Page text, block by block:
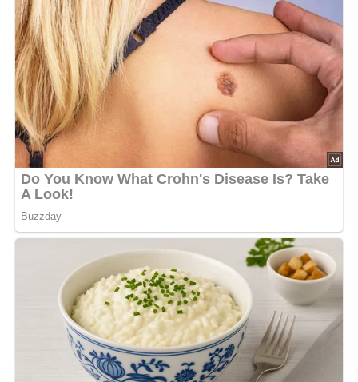
Ende dieser Seite & auch eine Bewertung!
Und so wird es gemacht…
Salz, Pökelsalz und Zucker in 1 1/2 Liter Wasser
aufkochen und erkalten lassen. Die geschälte Zwiebel und
Gewürze dazugeben und über die Gänsekeulen gießen.
Drei Tage kühl stellen. Dann die gepökelte Gänsekeule
zugedeckt eine Stunde kochen, Keulen herausnehmen,
zerteilen und mit
servieren.
Nach: Det schmeckt nach mehr, Der Kinderbuchverlag Berlin, DDR, 1987
Abonniere jetzt unseren Newsletter!